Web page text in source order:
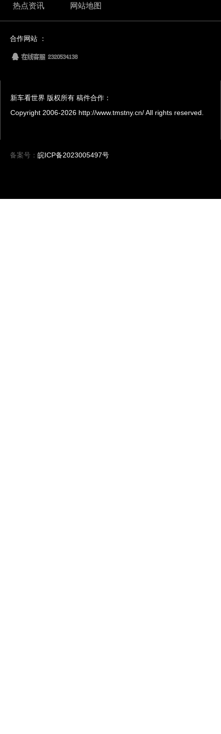
热点资讯 网站地图
合作网站 ：
新车看世界 版权所有 稿件合作：
Copyright 2006-2026 http://www.tmstny.cn/ All rights reserved.
备案号： 皖ICP备2023005497号